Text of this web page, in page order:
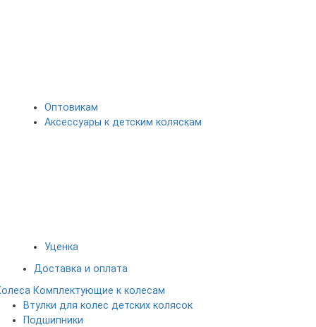
Оптовикам
Аксессуары к детским коляскам
Уценка
Доставка и оплата
Комплектующие к колесам
Втулки для колес детских колясок
Подшипники